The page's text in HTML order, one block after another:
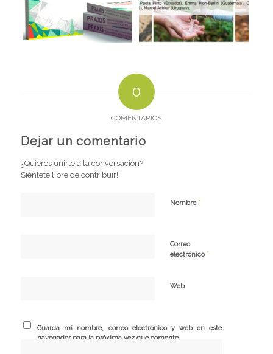
0
COMENTARIOS
Dejar un comentario
¿Quieres unirte a la conversación?
Siéntete libre de contribuir!
Nombre *
Correo
electrónico *
Web
Guarda mi nombre, correo electrónico y web en este
navegador para la próxima vez que comente.